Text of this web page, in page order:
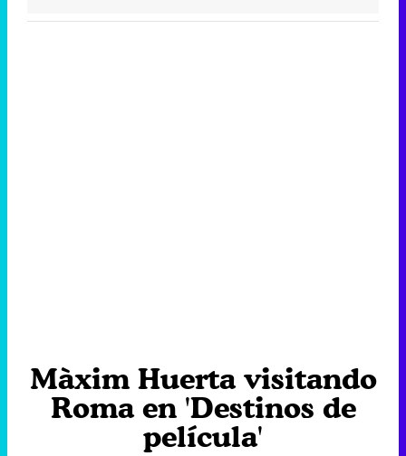
Màxim Huerta visitando
Roma en 'Destinos de
película'